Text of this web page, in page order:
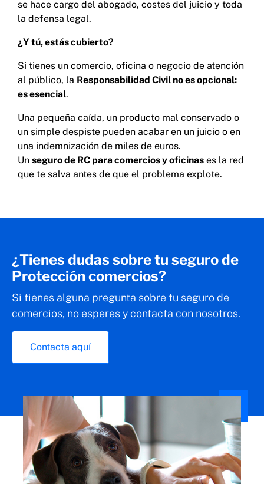
se hace cargo del abogado, costes del juicio y toda
la defensa legal.
¿Y tú, estás cubierto?
Si tienes un comercio, oficina o negocio de atención
al público, la Responsabilidad Civil no es opcional:
es esencial.
Una pequeña caída, un producto mal conservado o
un simple despiste pueden acabar en un juicio o en
una indemnización de miles de euros.
Un seguro de RC para comercios y oficinas es la red
que te salva antes de que el problema explote.
¿Tienes dudas sobre tu seguro de
Protección comercios?
Si tienes alguna pregunta sobre tu seguro de
comercios, no esperes y contacta con nosotros.
Contacta aquí